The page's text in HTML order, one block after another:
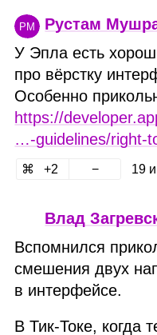
РМ
Рустам
У Эпла есть
про вёрстку
Особенно
https://
…‑guidelines/
2 19
Влад
Вспомнился
смешения двух
в интерфейсе.
В Тик‑Токе, когда